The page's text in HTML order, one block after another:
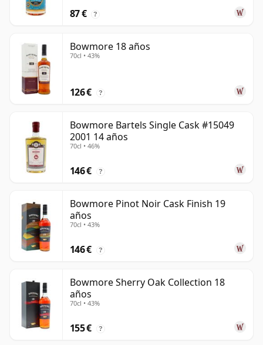
87 € ?
Bowmore 18 años
70cl • 43%
126 € ?
Bowmore Bartels Single Cask #15049
2001 14 años
70cl • 46%
146 € ?
Bowmore Pinot Noir Cask Finish 19
años
70cl • 43%
146 € ?
Bowmore Sherry Oak Collection 18
años
70cl • 43%
155 € ?